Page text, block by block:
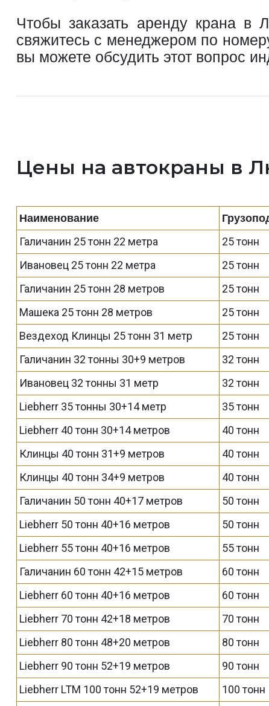
Чтобы заказать аренду крана в
свяжитесь с менеджером по
вы можете обсудить этот вопрос
Цены на автокраны в
Наименование
Галичанин 25 тонн 22 метра 25 тонн
Ивановец 25 тонн 22 метра
25 тонн
Галичанин 25 тонн 28 метров
25 тонн
Машека 25 тонн 28 метров
25 тонн
Вездеход Клинцы 25 тонн 31 метр
25 тонн
Галичанин 32 тонны 30+9 метров
32 тонн
Ивановец 32 тонны 31 метр
32 тонн
Liebherr 35 тонны 30+14 метр
35 тонн
Liebherr 40 тонн 30+14 метров
40 тонн
Клинцы 40 тонн 31+9 метров
40 тонн
Клинцы 40 тонн 34+9 метров
40 тонн
Галичанин 50 тонн 40+17 метров
50 тонн
Liebherr 50 тонн 40+16 метров
50 тонн
Liebherr 55 тонн 40+16 метров
55 тонн
Галичанин 60 тонн 42+15 метров
60 тонн
Liebherr 60 тонн 40+16 метров
60 тонн
Liebherr 70 тонн 42+18 метров
70 тонн
Liebherr 80 тонн 48+20 метров
80 тонн
Liebherr 90 тонн 52+19 метров
90 тонн
Liebherr LTM 100 тонн 52+19 метров
100 тонн